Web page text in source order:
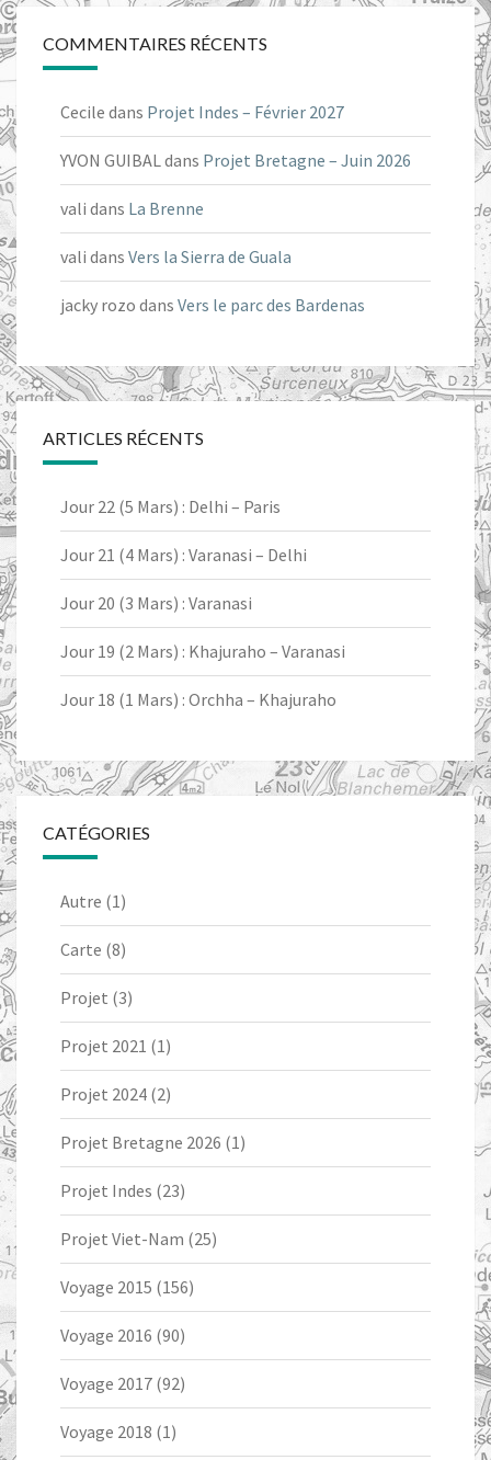
COMMENTAIRES RÉCENTS
Cecile dans Projet Indes – Février 2027
YVON GUIBAL dans Projet Bretagne – Juin 2026
vali dans La Brenne
vali dans Vers la Sierra de Guala
jacky rozo dans Vers le parc des Bardenas
ARTICLES RÉCENTS
Jour 22 (5 Mars) : Delhi – Paris
Jour 21 (4 Mars) : Varanasi – Delhi
Jour 20 (3 Mars) : Varanasi
Jour 19 (2 Mars) : Khajuraho – Varanasi
Jour 18 (1 Mars) : Orchha – Khajuraho
CATÉGORIES
Autre (1)
Carte (8)
Projet (3)
Projet 2021 (1)
Projet 2024 (2)
Projet Bretagne 2026 (1)
Projet Indes (23)
Projet Viet-Nam (25)
Voyage 2015 (156)
Voyage 2016 (90)
Voyage 2017 (92)
Voyage 2018 (1)